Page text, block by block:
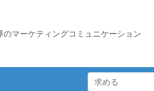
のマーケティングコミュニケーション